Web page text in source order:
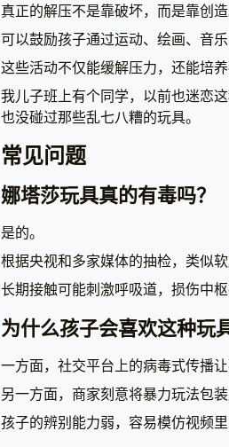
真正的解压不是靠破坏，而是靠创造
可以鼓励孩子通过运动、绘画、音
这些活动不仅能缓解压力，还能培养
我儿子班上有个同学，以前也迷恋
也没碰过那些乱七八糟的玩具。
常见问题
娜塔莎玩具真的有毒吗？
是的。
根据央视和多家媒体的抽检，类似
长期接触可能刺激呼吸道，损伤中枢
为什么孩子会喜欢这种玩
一方面，社交平台上的病毒式传播让
另一方面，商家刻意将暴力玩法包装
孩子的辨别能力弱，容易模仿视频里